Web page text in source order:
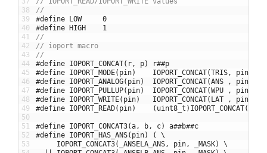
38
39
40
41
42
43
44
45
46
47
48
49
50
51
52
53
//
#define LOW     0
#define HIGH    1
//
// ioport macro
//
#define IOPORT_CONCAT(r, p) r##p
#define IOPORT_MODE(pin)    IOPORT_CONCAT(TRIS, pin)
#define IOPORT_ANALOG(pin)  IOPORT_CONCAT(ANS , pin)
#define IOPORT_PULLUP(pin)  IOPORT_CONCAT(WPU , pin)
#define IOPORT_WRITE(pin)   IOPORT_CONCAT(LAT , pin)
#define IOPORT_READ(pin)    (uint8_t)IOPORT_CONCAT(R,
#define IOPORT_CONCAT3(a, b, c) a##b##c
#define IOPORT_HAS_ANS(pin) ( \
IOPORT_CONCAT3( _ANSELA_ANS , pin , _MASK)
\